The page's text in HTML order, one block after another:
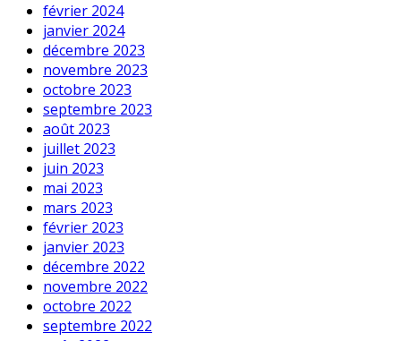
février 2024
janvier 2024
décembre 2023
novembre 2023
octobre 2023
septembre 2023
août 2023
juillet 2023
juin 2023
mai 2023
mars 2023
février 2023
janvier 2023
décembre 2022
novembre 2022
octobre 2022
septembre 2022